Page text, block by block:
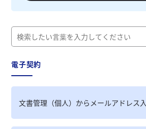
電子契約
文書管理（個人）からメールアドレス入